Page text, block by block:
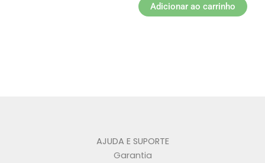
Adicionar ao carrinho
AJUDA E SUPORTE
Garantia